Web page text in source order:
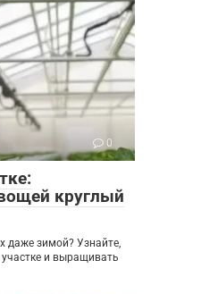
0
круглый
даже зимой? Узнайте,
участке и выращивать